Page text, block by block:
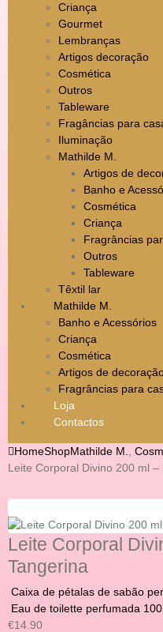
Criança
Gourmet
Lembranças
Artigos decoração
Cosmética
Outros
Tableware
Fragâncias para
Iluminação
Mathilde M.
Artigos de
Banho e
Cosmética
Criança
Fragrâncias
Outros
Tableware
Têxtil lar
Mathilde M.
Banho e Acessórios
Criança
Cosmética
Artigos de
Fragrâncias para
Loja
Contactos
HomeShopMathilde M.
Leite Corporal Divino 200 ml –
Leite Corporal
Tangerina
Caixa de pétalas de sabão
Eau de toilette perfumada
€14.90